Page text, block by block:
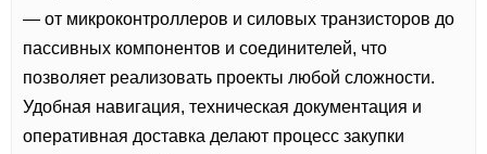
— от микроконтроллеров и силовых транзисторов до
пассивных компонентов и соединителей, что
позволяет реализовать проекты любой сложности.
Удобная навигация, техническая документация и
оперативная доставка делают процесс закупки